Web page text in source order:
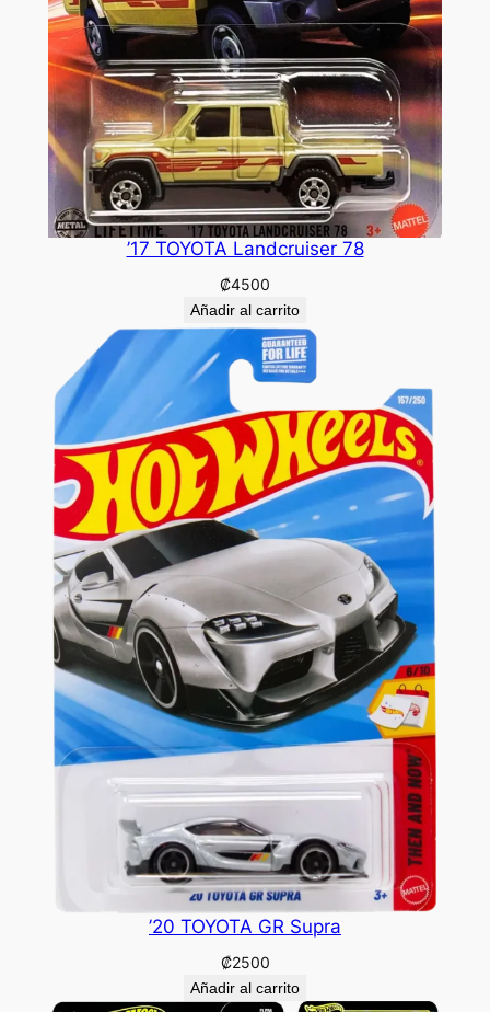
’17 TOYOTA Landcruiser 78
₡4500
Añadir al carrito
’20 TOYOTA GR Supra
₡2500
Añadir al carrito